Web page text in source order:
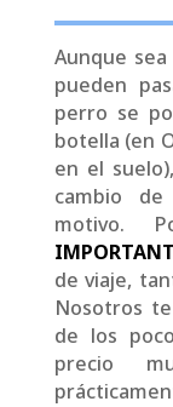
Aunque
pueden
perro se
botella (en
en el
cambio
motivo.
de viaje,
Nosotros
de los
precio